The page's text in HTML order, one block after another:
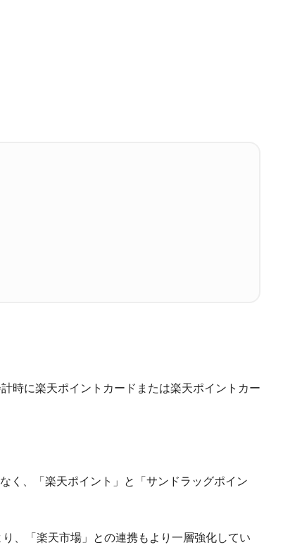
時に楽天ポイントカードまたは楽天ポイントカー
く、「楽天ポイント」と「サンドラッグポイン
、「楽天市場」との連携もより一層強化してい